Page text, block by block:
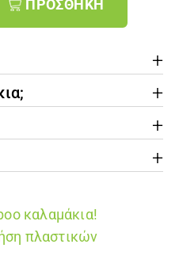
ΠΡΟΣΘΉΚΗ
καλαμάκια!
πλαστικών